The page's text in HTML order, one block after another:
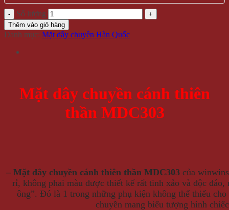
Số lượng
Thêm vào giỏ hàng
Danh mục: Mặt dây chuyền Hàn Quốc
Mặt dây chuyền cánh thiên
thần MDC303
– Mặt dây chuyền cánh thiên thần MDC303 của
rỉ, không phai màu được thiết kế rất tinh xảo và độc đáo,
ông”. Đó là 1 trong những phụ kiện không thể thiếu
chuyền mang biểu tượng hình